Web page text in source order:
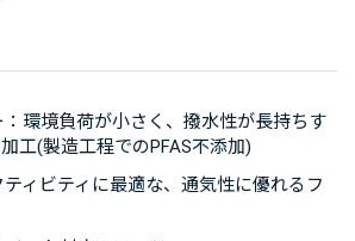
環境負荷が小さく、撥水性が長持ちす
工(製造工程でのPFAS不添加)
ィビティに最適な、通気性に優れるフ